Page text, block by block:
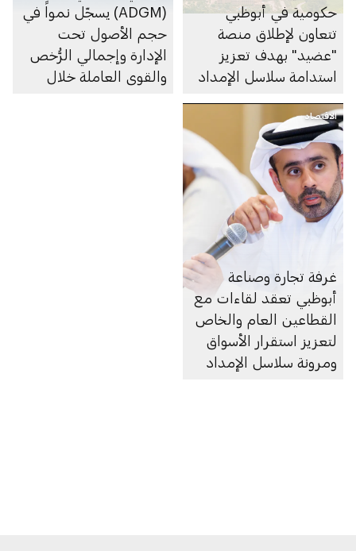
حكومية في أبوظبي
تتعاون لإطلاق منصة
"عضيد" بهدف تعزيز
استدامة سلاسل الإمداد
(ADGM) يسجّل نمواً في
حجم الأصول تحت
الإدارة وإجمالي الرُّخص
والقوى العاملة خلال
الاقتصاد
غرفة تجارة وصناعة
أبوظبي تعقد لقاءات مع
القطاعين العام والخاص
لتعزيز استقرار الأسواق
ومرونة سلاسل الإمداد